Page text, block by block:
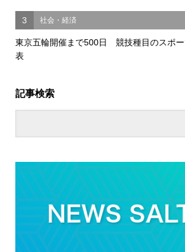
3 社会・経済
東京五輪開催まで500日 競技種目のスポ
表
記事検索